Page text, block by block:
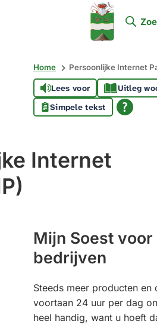
Mijn
Soest
Home Persoonlijke Internet
Lees voor
Uitleg
Simpele tekst
Internet
Mijn Soest
bedrijven
Steeds meer producten en
voortaan 24 uur per dag
heel handig, want u hoeft